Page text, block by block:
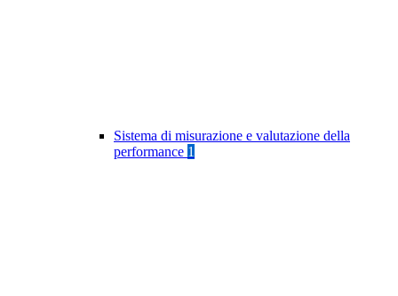
Sistema di misurazione e valutazione della
performance 1